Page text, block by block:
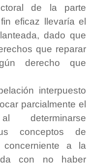
de la parte
eficaz llevaría el
dado que
que reparar
derecho que
interpuesto
parcialmente el
determinarse
conceptos de
a
la
con no haber